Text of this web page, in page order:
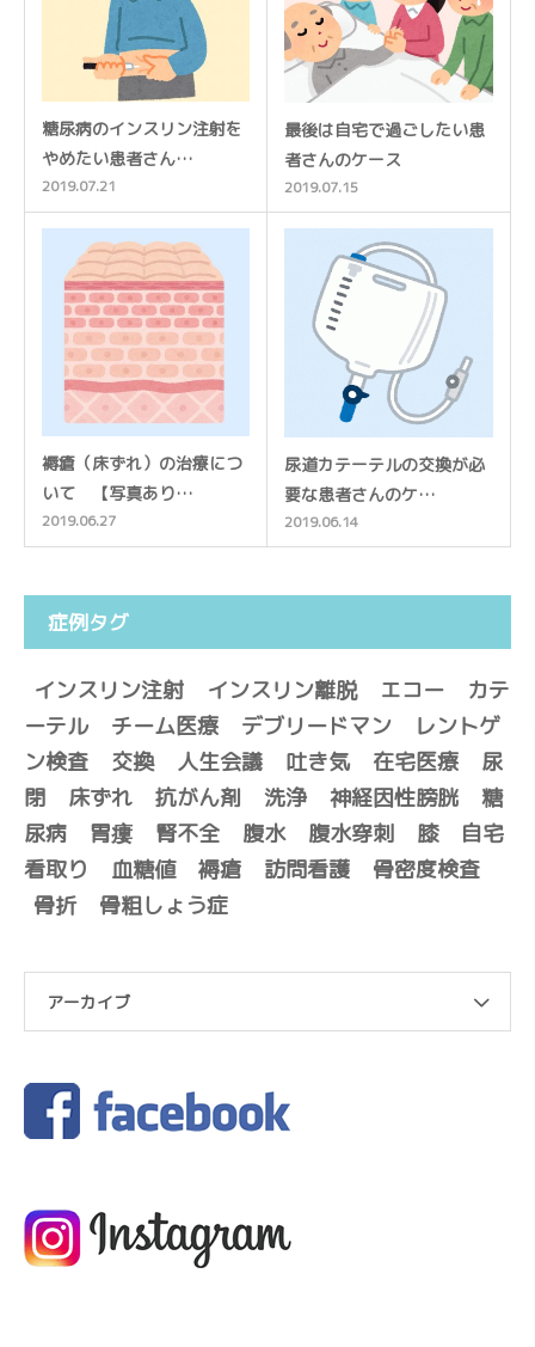
糖尿病のインスリン注射を
やめたい患者さん…
2019.07.21
最後は自宅で過ごしたい患
者さんのケース
2019.07.15
褥瘡（床ずれ）の治療につ
いて 【写真あり…
2019.06.27
尿道カテーテルの交換が必
要な患者さんのケ…
2019.06.14
症例タグ
インスリン注射 インスリン離脱 エコー カテ
ーテル チーム医療 デブリードマン レントゲ
ン検査 交換 人生会議 吐き気 在宅医療 尿
閉 床ずれ 抗がん剤 洗浄 神経因性膀胱
糖
尿病
胃瘻 腎不全 腹水 腹水穿刺 膝 自宅
看取り 血糖値 褥瘡 訪問看護 骨密度検査
骨折 骨粗しょう症
アーカイブ